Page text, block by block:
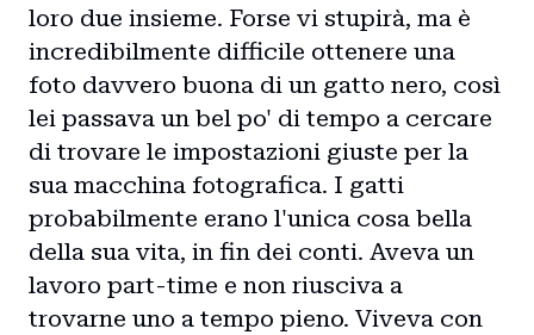
loro due insieme. Forse vi stupirà, ma è
incredibilmente difficile ottenere una
foto davvero buona di un gatto nero, così
lei passava un bel po' di tempo a cercare
di trovare le impostazioni giuste per la
sua macchina fotografica. I gatti
probabilmente erano l'unica cosa bella
della sua vita, in fin dei conti. Aveva un
lavoro part-time e non riusciva a
trovarne uno a tempo pieno. Viveva con